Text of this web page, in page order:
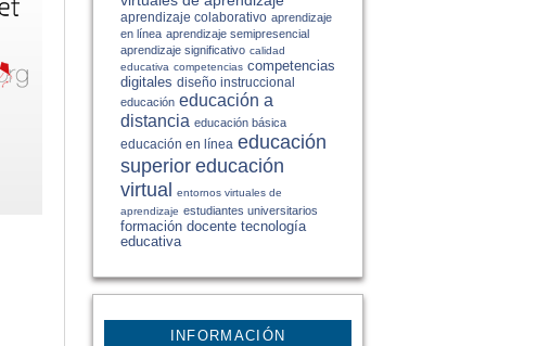
aprendizaje colaborativo aprendizaje
en línea aprendizaje semipresencial
aprendizaje significativo calidad
educativa competencias competencias
digitales diseño instruccional
educación educación a
distancia educación básica
educación en línea educación
superior educación
virtual entornos virtuales de
aprendizaje estudiantes universitarios
formación docente tecnología
educativa
INFORMACIÓN